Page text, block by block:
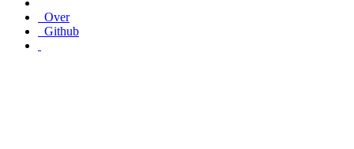
Over
Github